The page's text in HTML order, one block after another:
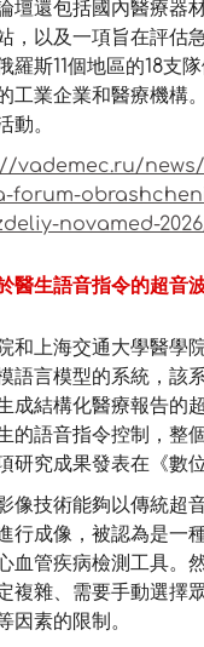
壇還包括國內醫療器
，以及一項旨在評估
羅斯11個地區的18支
工業企業和醫療機構
動。
vademec.ru/
forum-
novamed-
醫生語音指令的超音
和上海交通大學醫學
語言模型的系統，該
成結構化醫療報告的
的語音指令控制，整
研究成果發表在《數
像技術能夠以傳統超
行成像，被認為是一
血管疾病檢測工具。
複雜、需要手動選擇
因素的限制。